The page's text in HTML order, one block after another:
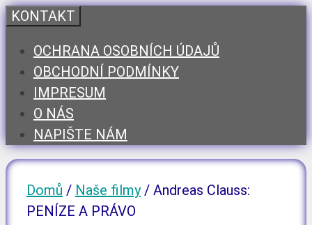
Přeskočit
obsah
KONTAKT
OCHRANA OSOBNÍCH ÚDAJŮ
OBCHODNÍ PODMÍNKY
IMPRESUM
O NÁS
NAPIŠTE NÁM
Domů / Naše filmy/ Andreas Clauss:
PENÍZE A PRÁVO